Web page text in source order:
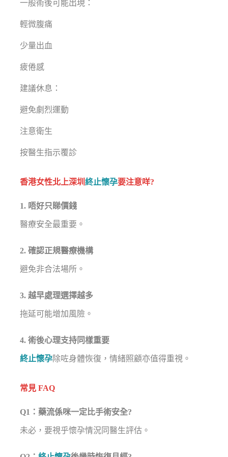
一般術後可能出現：
輕微腹痛
少量出血
疲倦感
建議休息：
避免劇烈運動
注意衛生
按醫生指示覆診
香港女性北上深圳終止懷孕要注意咩?
1. 唔好只睇價錢
醫療安全最重要。
2. 確認正規醫療機構
避免非合法場所。
3. 越早處理選擇越多
拖延可能增加風險。
4. 術後心理支持同樣重要
終止懷孕除咗身體恢復，情緒照顧亦值得重視。
常見 FAQ
Q1：藥流係咪一定比手術安全?
未必，要視乎懷孕情況同醫生評估。